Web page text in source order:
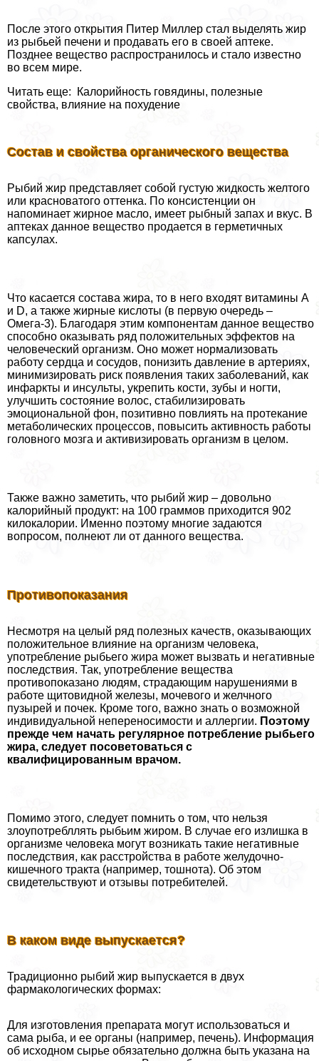
После этого открытия Питер Миллер стал выделять жир
из рыбьей печени и продавать его в своей аптеке.
Позднее вещество распространилось и стало известно
во всем мире.
Читать еще: Калорийность говядины, полезные
свойства, влияние на похудение
Состав и свойства органического вещества
Рыбий жир представляет собой густую жидкость желтого
или красноватого оттенка. По консистенции он
напоминает жирное масло, имеет рыбный запах и вкус. В
аптеках данное вещество продается в герметичных
капсулах.
Что касается состава жира, то в него входят витамины А
и D, а также жирные кислоты (в первую очередь –
Омега-3). Благодаря этим компонентам данное вещество
способно оказывать ряд положительных эффектов на
человеческий организм. Оно может нормализовать
работу сердца и сосудов, понизить давление в артериях,
минимизировать риск появления таких заболеваний, как
инфаркты и инсульты, укрепить кости, зубы и ногти,
улучшить состояние волос, стабилизировать
эмоциональной фон, позитивно повлиять на протекание
метаболических процессов, повысить активность работы
головного мозга и активизировать организм в целом.
Также важно заметить, что рыбий жир – довольно
калорийный продукт: на 100 граммов приходится 902
килокалории. Именно поэтому многие задаются
вопросом, полнеют ли от данного вещества.
Противопоказания
Несмотря на целый ряд полезных качеств, оказывающих
положительное влияние на организм человека,
употрeбление рыбьего жира может вызвать и негативные
последствия. Так, употрeбление вещества
противопоказано людям, страдающим нарушениями в
работе щитовидной железы, мочевого и желчного
пузырей и почек. Кроме того, важно знать о возможной
индивидуальной непереносимости и аллергии. Поэтому
прежде чем начать регулярное потрeбление рыбьего
жира, следует посоветоваться с
квалифицированным врачом.
Помимо этого, следует помнить о том, что нельзя
злоупотрeбллять рыбьим жиром. В случае его излишка в
организме человека могут возникать такие негативные
последствия, как расстройства в работе желудочно-
кишечного тpaкта (например, тошнота). Об этом
свидетельствуют и отзывы потребителей.
В каком виде выпускается?
Традиционно рыбий жир выпускается в двух
фармакологических формах:
Для изготовления препарата могут использоваться и
сама рыба, и ее органы (например, печень). Информация
об исходном сырье обязательно должна быть указана на